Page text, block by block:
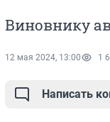
Виновнику
12 мая 2024, 13:00 1
Написать